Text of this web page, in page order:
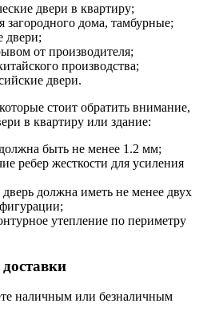
двери в квартиру;
загородного дома, тамбурные;
двери;
от производителя;
производства;
двери.
стоит обратить внимание,
в квартиру или здание:
быть не менее 1.2 мм;
ребер жесткости для усиления
должна иметь не менее двух
утепление по периметру
наличным или безналичным